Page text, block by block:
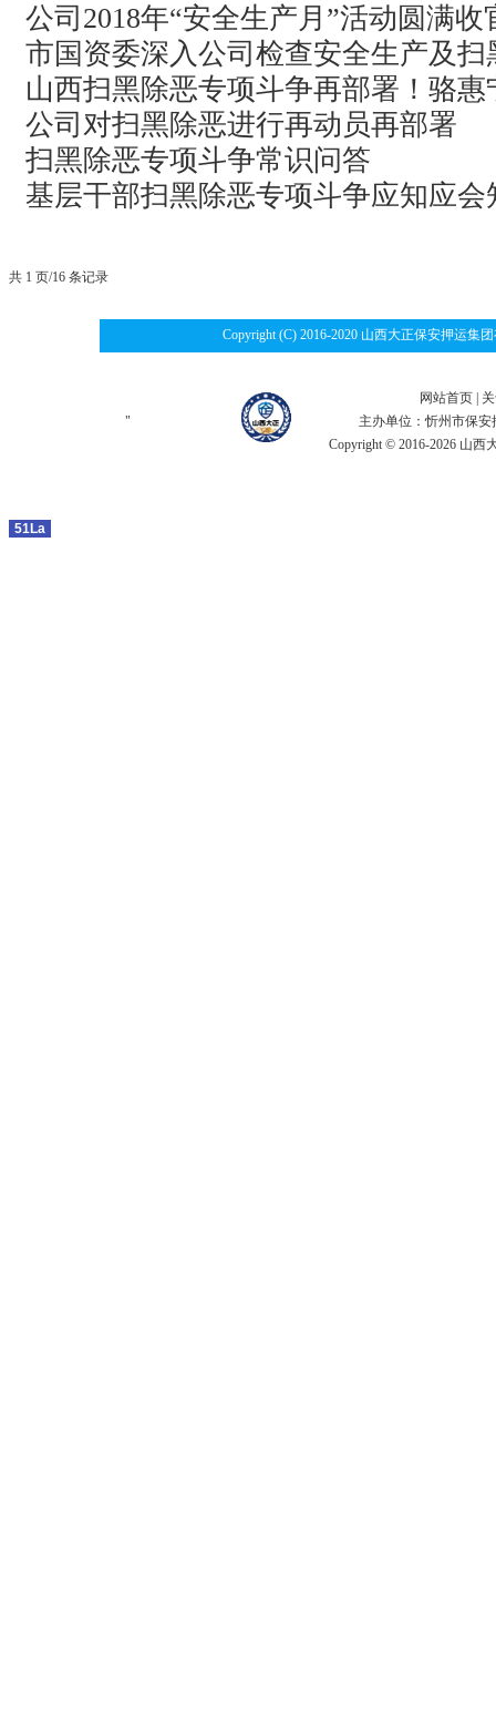
公司2018年“安全生产月”活动圆满收
市国资委深入公司检查安全生产及
山西扫黑除恶专项斗争再部署！骆惠
要求
公司对扫黑除恶进行再动员再部署
扫黑除恶专项斗争常识问答
基层干部扫黑除恶专项斗争应知应会
共 1 页/16 条记录
Copyright (C) 2016-2020 山西大正保安押运集
"
网站首页
主办单位：忻州市保
Copyright © 2016-2026 山
51La